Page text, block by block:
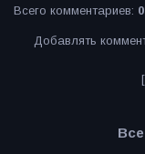
Всего комментариев: 0
Добавлять
[